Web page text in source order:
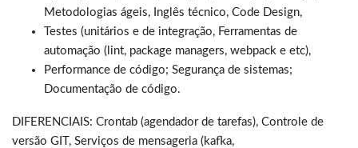
Metodologias ágeis, Inglês técnico, Code Design,
Testes (unitários e de integração, Ferramentas de
automação (lint, package managers, webpack e etc),
Performance de código; Segurança de sistemas;
Documentação de código.
DIFERENCIAIS: Crontab (agendador de tarefas), Controle de
versão GIT, Serviços de mensageria (kafka,